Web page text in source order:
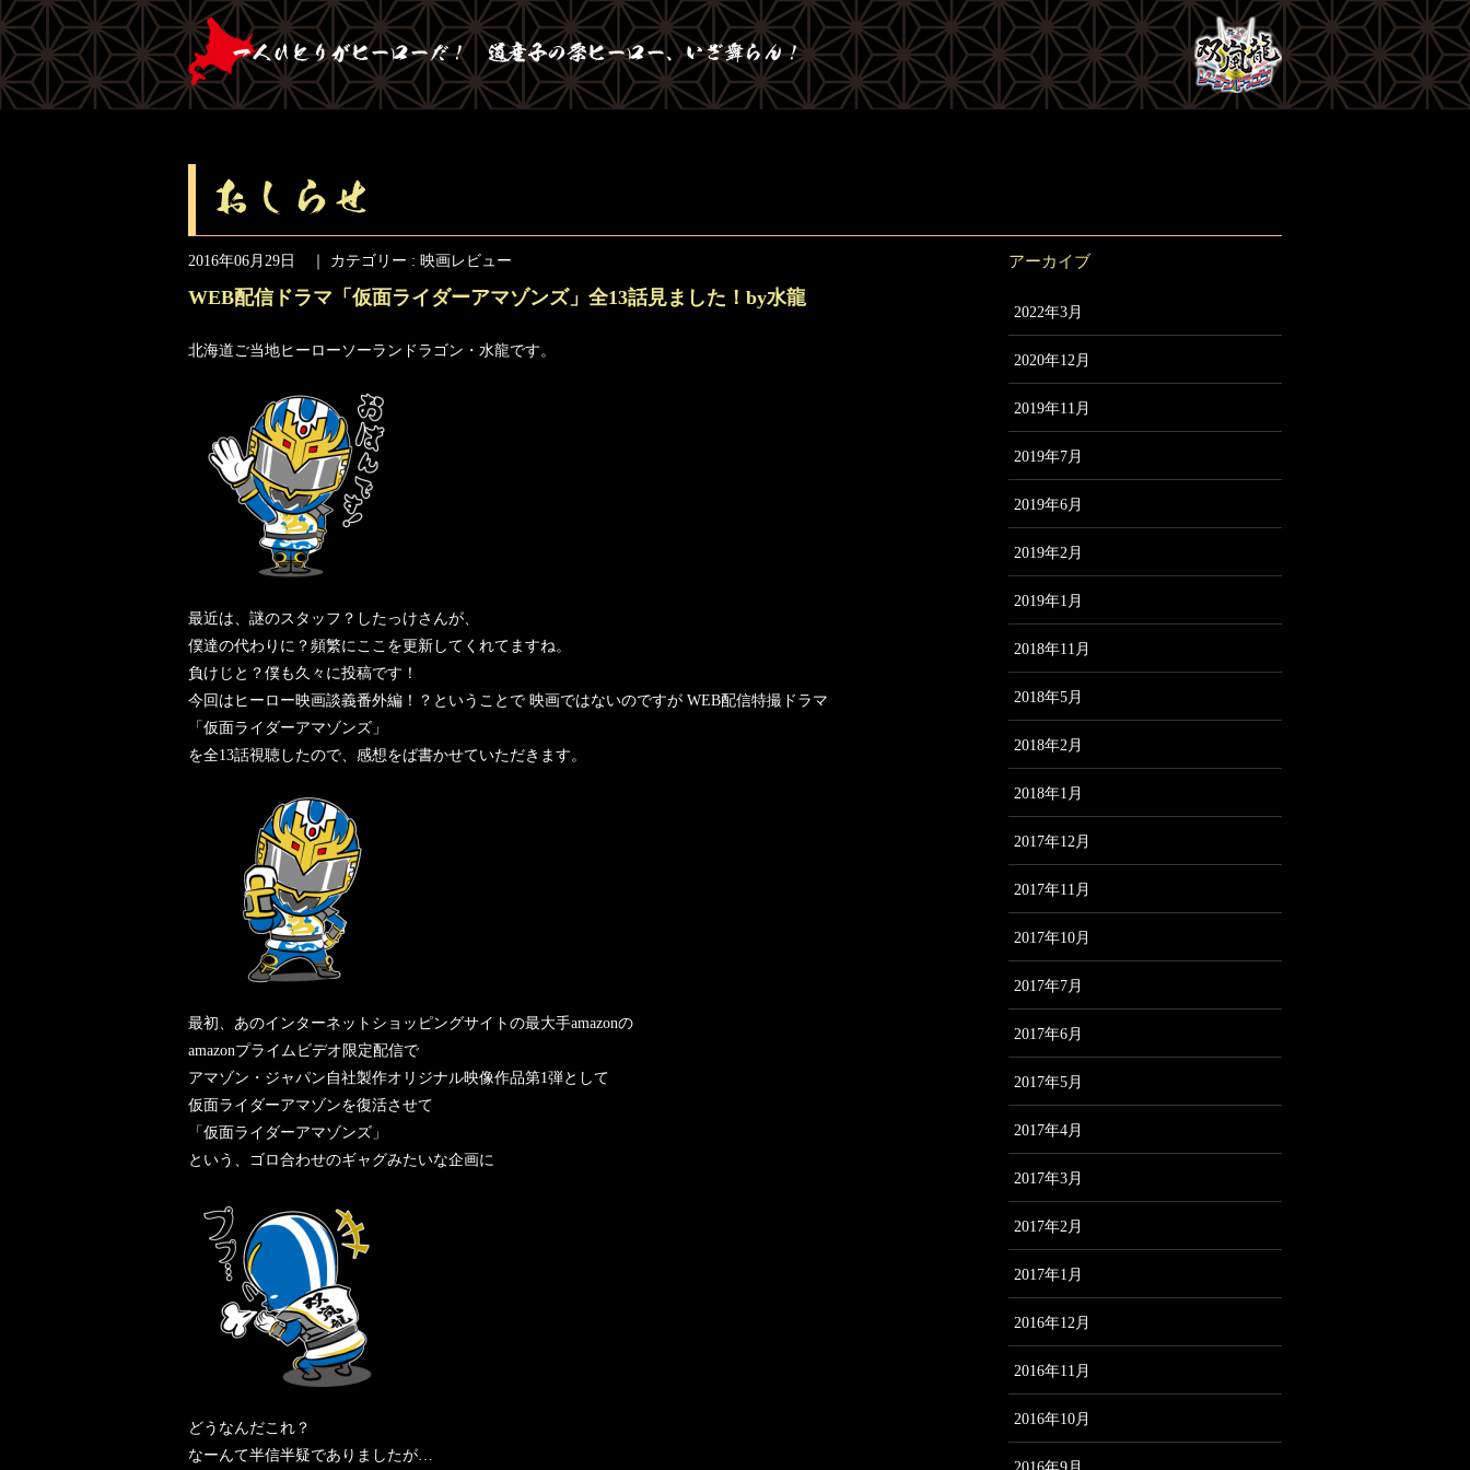
アーカイブ
2022年3月
2020年12月
2019年11月
2019年7月
2019年6月
2019年2月
2019年1月
2018年11月
2018年5月
2018年2月
2018年1月
2017年12月
2017年11月
2017年10月
2017年7月
2017年6月
2017年5月
2017年4月
2017年3月
2017年2月
2017年1月
2016年12月
2016年11月
2016年10月
2016年06月29日 ｜ カテゴリー : 映画レビュー
WEB配信ドラマ「仮面ライダーアマゾンズ」全13話見ました！by水龍
北海道ご当地ヒーローソーランドラゴン・水龍です。
最近は、謎のスタッフ？したっけさんが、
僕達の代わりに？頻繁にここを更新してくれてますね。
負けじと？僕も久々に投稿です！
今回はヒーロー映画談義番外編！？ということで 映画ではないのですが WEB配信特撮ドラマ
「仮面ライダーアマゾンズ」
を全13話視聴したので、感想をば書かせていただきます。
最初、あのインターネットショッピングサイトの最大手amazonの
amazonプライムビデオ限定配信で
アマゾン・ジャパン自社製作オリジナル映像作品第1弾として
仮面ライダーアマゾンを復活させて
「仮面ライダーアマゾンズ」
という、ゴロ合わせのギャグみたいな企画に
どうなんだこれ？
なーんて半信半疑でありましたが…